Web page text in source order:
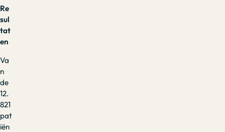
Re
sul
tat
en
Va
n
de
12.
821
pat
iën